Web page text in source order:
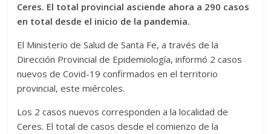
Ceres. El total provincial asciende ahora a 290 casos
en total desde el inicio de la pandemia.
El Ministerio de Salud de Santa Fe, a través de la
Dirección Provincial de Epidemiología, informó 2 casos
nuevos de Covid-19 confirmados en el territorio
provincial, este miércoles.
Los 2 casos nuevos corresponden a la localidad de
Ceres. El total de casos desde el comienzo de la